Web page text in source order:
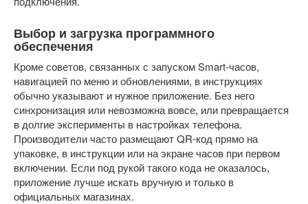
Выбор и загрузка программного
обеспечения
Кроме советов, связанных с запуском Smart-часов,
навигацией по меню и обновлениями, в инструкциях
обычно указывают и нужное приложение. Без него
синхронизация или невозможна вовсе, или превращается
в долгие эксперименты в настройках телефона.
Производители часто размещают QR-код прямо на
упаковке, в инструкции или на экране часов при первом
включении. Если под рукой такого кода не оказалось,
приложение лучше искать вручную и только в
официальных магазинах.